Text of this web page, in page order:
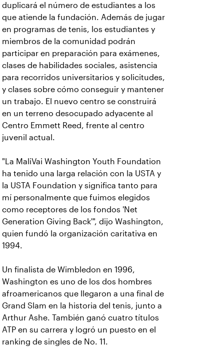
duplicará el número de estudiantes a los
que atiende la fundación. Además de jugar
en programas de tenis, los estudiantes y
miembros de la comunidad podrán
participar en preparación para exámenes,
clases de habilidades sociales, asistencia
para recorridos universitarios y solicitudes,
y clases sobre cómo conseguir y mantener
un trabajo. El nuevo centro se construirá
en un terreno desocupado adyacente al
Centro Emmett Reed, frente al centro
juvenil actual.
"La MaliVai Washington Youth Foundation
ha tenido una larga relación con la USTA y
la USTA Foundation y significa tanto para
mí personalmente que fuimos elegidos
como receptores de los fondos 'Net
Generation Giving Back'", dijo Washington,
quien fundó la organización caritativa en
1994.
Un finalista de Wimbledon en 1996,
Washington es uno de los dos hombres
afroamericanos que llegaron a una final de
Grand Slam en la historia del tenis, junto a
Arthur Ashe. También ganó cuatro títulos
ATP en su carrera y logró un puesto en el
ranking de singles de No. 11.